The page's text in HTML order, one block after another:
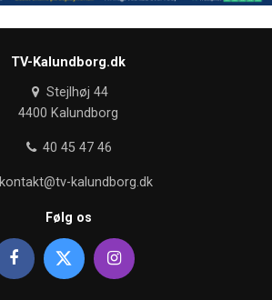
TV-Kalundborg.dk
Stejlhøj 44
4400 Kalundborg
40 45 47 46
kontakt@tv-kalundborg.dk
Følg os